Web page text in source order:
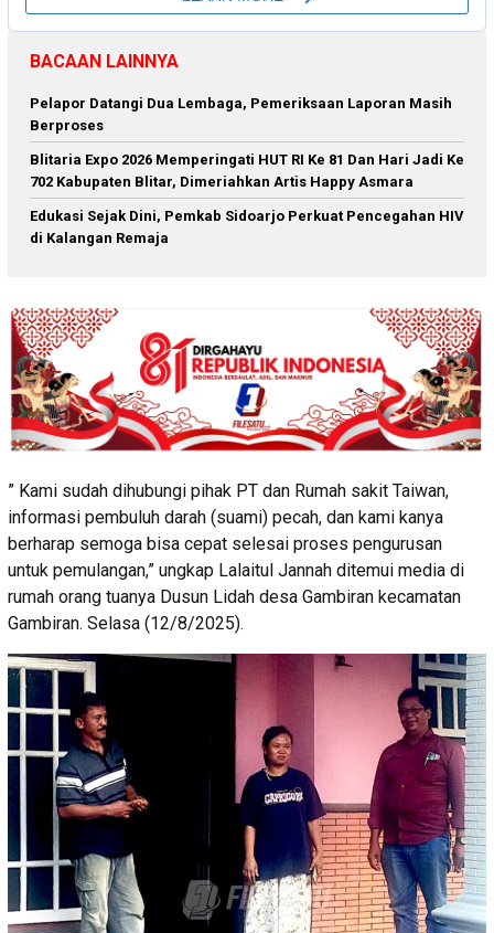
BACAAN LAINNYA
Pelapor Datangi Dua Lembaga, Pemeriksaan Laporan Masih
Berproses
Blitaria Expo 2026 Memperingati HUT RI Ke 81 Dan Hari Jadi Ke
702 Kabupaten Blitar, Dimeriahkan Artis Happy Asmara
Edukasi Sejak Dini, Pemkab Sidoarjo Perkuat Pencegahan HIV
di Kalangan Remaja
” Kami sudah dihubungi pihak PT dan Rumah sakit Taiwan,
informasi pembuluh darah (suami) pecah, dan kami kanya
berharap semoga bisa cepat selesai proses pengurusan
untuk pemulangan,” ungkap Lalaitul Jannah ditemui media di
rumah orang tuanya Dusun Lidah desa Gambiran kecamatan
Gambiran. Selasa (12/8/2025).